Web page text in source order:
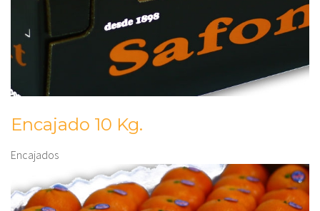
Encajado 10 Kg.
Encajados